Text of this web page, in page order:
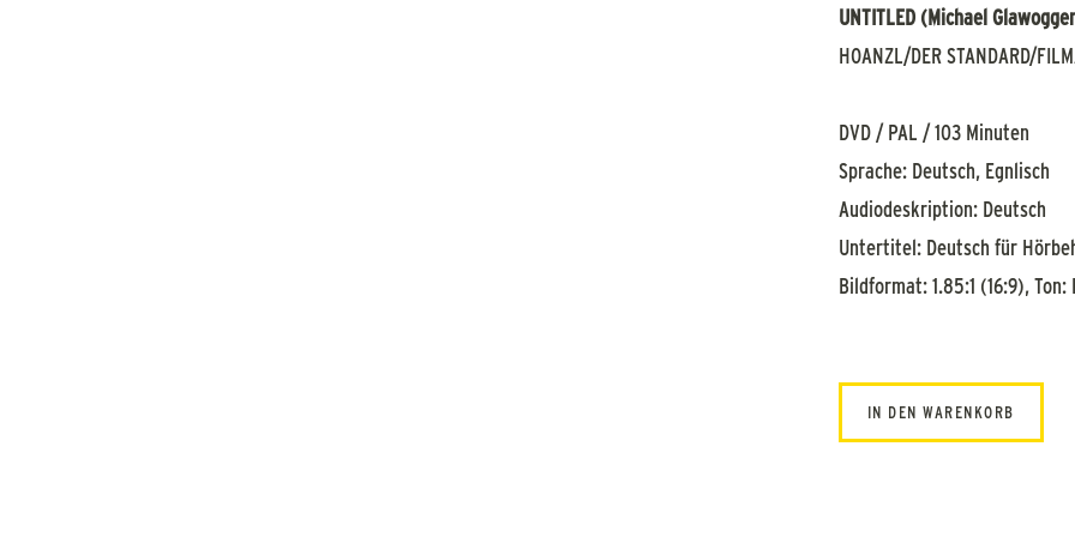
UNTITLED (Michael
HOANZL/DER STANDARD/
DVD / PAL / 103 Minuten
Sprache: Deutsch, Egnlisch
Audiodeskription: Deutsch
Untertitel: Deutsch für
Bildformat: 1.85:1 (16:9),
IN DEN WARENKORB